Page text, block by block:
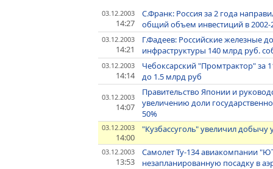
03.12.2003
14:27
С.Франк: Россия за 2 года
общий объем инвестиций в 2002-
03.12.2003
14:21
Г.Фадеев: Российские железные
инфраструктуры 140 млрд руб.
03.12.2003
14:14
Чебоксарский "Промтрактор" за
до 1.5 млрд руб
03.12.2003
14:07
Правительство Японии и
увеличению доли
50%
03.12.2003
14:00
"Кузбассуголь" увеличил добычу
03.12.2003
13:53
Самолет Ту-134 авиакомпании
незапланированную посадку в